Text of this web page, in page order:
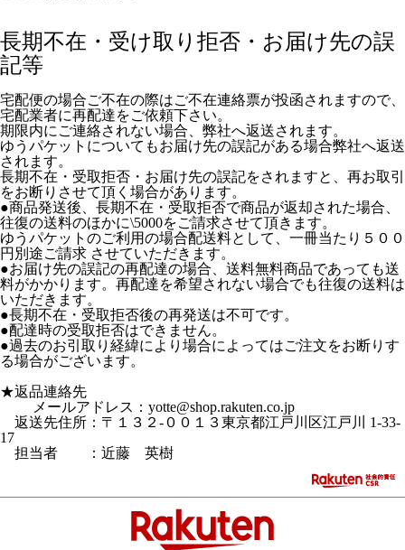
長期不在・受け取り拒否・お届け先の誤
記等
宅配便の場合ご不在の際はご不在連絡票が投函されますので、
宅配業者に再配達をご依頼下さい。
期限内にご連絡されない場合、弊社へ返送されます。
ゆうパケットについてもお届け先の誤記がある場合弊社へ返送
されます。
長期不在・受取拒否・お届け先の誤記をされますと、再お取引
をお断りさせて頂く場合があります。
●商品発送後、長期不在・受取拒否で商品が返却された場合、
往復の送料のほかに\5000をご請求させて頂きます。
ゆうパケットのご利用の場合配送料として、一冊当たり５００
円別途ご請求 させていただきます。
●お届け先の誤記の再配達の場合、送料無料商品であっても送
料がかかります。再配達を希望されない場合でも往復の送料は
いただきます。
●長期不在・受取拒否後の再発送は不可です。
●配達時の受取拒否はできません。
●過去のお引取り経緯により場合によってはご注文をお断りす
る場合がございます。
★返品連絡先
メールアドレス：yotte@shop.rakuten.co.jp
返送先住所：〒１３２-００１３東京都江戸川区江戸川 1-33-
17
担当者 ：近藤 英樹